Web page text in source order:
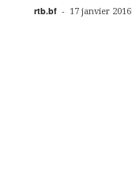
rtb.bf - 17 janvier 2016